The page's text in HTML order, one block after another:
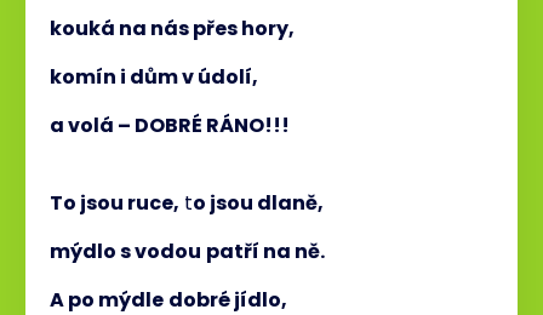
kouká na nás přes hory,
komín i dům v údolí,
a volá – DOBRÉ RÁNO!!!
To jsou ruce, to jsou dlaně,
mýdlo s vodou patří na ně.
A po mýdle dobré jídlo,